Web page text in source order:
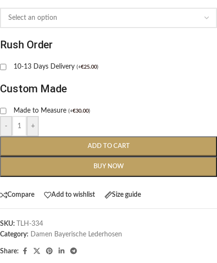
Rush Order
10-13 Days Delivery (+€25.00)
Custom Made
Made to Measure (+€30.00)
- +
ADD TO CART
BUY NOW
Compare Add to wishlist Size guide
SKU:
TLH-334
Category: Damen Bayerische Lederhosen
Share: